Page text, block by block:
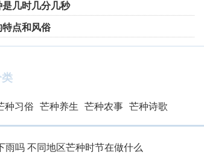
是几时几分几秒
点和风俗
种习俗 芒种养生 芒种农事 芒种诗歌
雨吗 不同地区芒种时节在做什么